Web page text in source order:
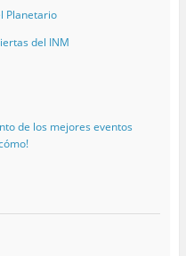
Planetario
del INM
de los mejores eventos